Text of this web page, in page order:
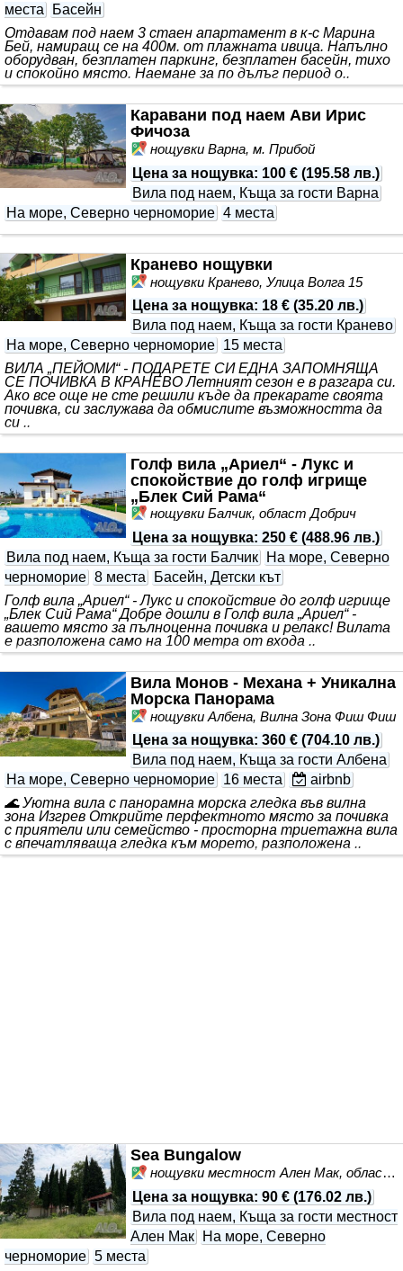
места
Басейн
Отдавам под наем 3 стаен апартамент в к-с Марина
Бей, намиращ се на 400м. от плажната ивица. Напълно
оборудван, безплатен паркинг, безплатен басейн, тихо
и спокойно място. Наемане за по дълъг период о..
Каравани под наем Ави Ирис
Фичоза
нощувки Варна, м. Прибой
Цена за нощувка: 100 € (195.58 лв.)
Вила под наем, Къща за гости Варна
На море, Северно черноморие 4 места
Кранево нощувки
нощувки Кранево, Улица Волга 15
Цена за нощувка: 18 € (35.20 лв.)
Вила под наем, Къща за гости Кранево
На море, Северно черноморие 15 места
ВИЛА „ПЕЙОМИ“ - ПОДАРЕТЕ СИ ЕДНА ЗАПОМНЯЩА
СЕ ПОЧИВКА В КРАНЕВО Летният сезон е в разгара си.
Ако все още не сте решили къде да прекарате своята
почивка, си заслужава да обмислите възможността да
си ..
Голф вила „Ариел“ - Лукс и
спокойствие до голф игрище
„Блек Сий Рама“
нощувки Балчик, област Добрич
Цена за нощувка: 250 € (488.96 лв.)
Вила под наем, Къща за гости Балчик
На море, Северно
черноморие 8 места
Басейн, Детски кът
Голф вила „Ариел“ - Лукс и спокойствие до голф игрище
„Блек Сий Рама“ Добре дошли в Голф вила „Ариел“ -
вашето място за пълноценна почивка и релакс! Вилата
е разположена само на 100 метра от входа ..
Вила Монов - Механа + Уникална
Морска Панорама
нощувки Албена, Вилна Зона Фиш Фиш
Цена за нощувка: 360 € (704.10 лв.)
Вила под наем, Къща за гости Албена
На море, Северно черноморие 16 места
airbnb
🌊 Уютна вила с панорамна морска гледка във вилна
зона Изгрев Открийте перфектното място за почивка
с приятели или семейство - просторна триетажна вила
с впечатляваща гледка към морето, разположена ..
Sea Bungalow
нощувки местност Ален Мак, област Варна
Цена за нощувка: 90 € (176.02 лв.)
Вила под наем, Къща за гости местност
Ален Мак
На море, Северно
черноморие 5 места